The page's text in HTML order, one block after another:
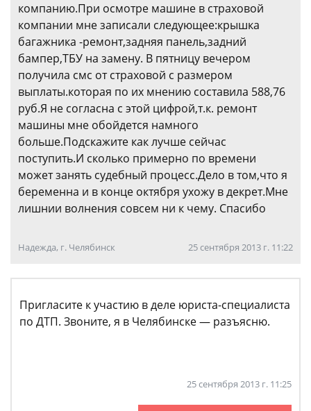
компанию.При осмотре машине в страховой
компании мне записали следующее:крышка
багажника -ремонт,задняя панель,задний
бампер,ТБУ на замену. В пятницу вечером
получила смс от страховой с размером
выплаты.которая по их мнению составила 588,76
руб.Я не согласна с этой цифрой,т.к. ремонт
машины мне обойдется намного
больше.Подскажите как лучше сейчас
поступить.И сколько примерно по времени
может занять судебный процесс.Дело в том,что я
беременна и в конце октября ухожу в декрет.Мне
лишнии волнения совсем ни к чему. Спасибо
Надежда, г. Челябинск 25 сентября 2013 г. 11:22
Пригласите к участию в деле юриста-специалиста
по ДТП. Звоните, я в Челябинске — разъясню.
25 сентября 2013 г. 11:25